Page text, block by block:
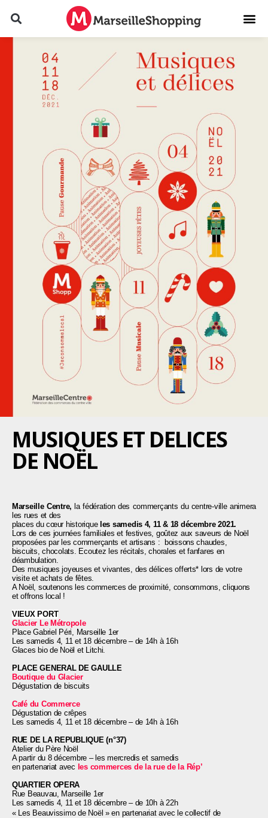
MUSIQUES ET DELICES
DE NOËL
Marseille Centre, la fédération des commerçants du centre-ville animera
les rues et des
places du cœur historique les samedis 4, 11 & 18 décembre 2021.
Lors de ces journées familiales et festives, goûtez aux saveurs de Noël
proposées par les commerçants et artisans : boissons chaudes,
biscuits, chocolats. Ecoutez les récitals, chorales et fanfares en
déambulation.
Des musiques joyeuses et vivantes, des délices offerts* lors de votre
visite et achats de fêtes.
A Noël, soutenons les commerces de proximité, consommons, cliquons
et offrons local !
VIEUX PORT
Glacier Le Métropole
Place Gabriel Péri, Marseille 1er
Les samedis 4, 11 et 18 décembre – de 14h à 16h
Glaces bio de Noël et Litchi.
PLACE GENERAL DE GAULLE
Boutique du Glacier
Dégustation de biscuits
Café du Commerce
Dégustation de crêpes
Les samedis 4, 11 et 18 décembre– de 14h à 16h
RUE DE LA REPUBLIQUE (n°37)
Atelier du Père Noël
A partir du 8 décembre – les mercredis et samedis
en partenariat avec les commerces de la rue de la Rép’
QUARTIER OPERA
Rue Beauvau, Marseille 1er
Les samedis 4, 11 et 18 décembre – de 10h à 22h
« Les Beauvissimo de Noël » en partenariat avec le collectif de